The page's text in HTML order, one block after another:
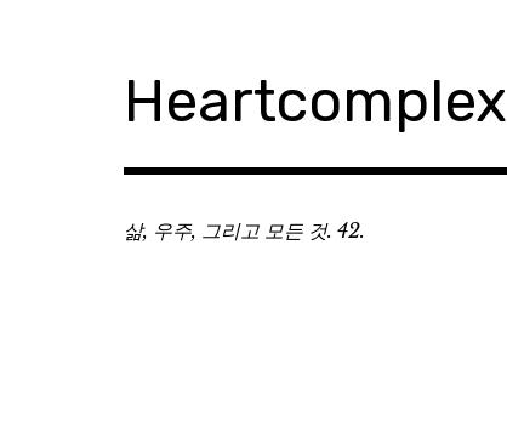
Heartcomplex
삶, 우주, 그리고 모든 것. 42.